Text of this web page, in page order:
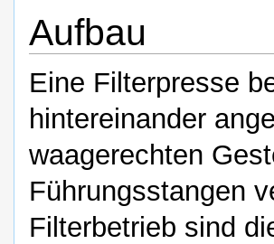
Aufbau
Eine Filterpresse
hintereinander
waagerechten
Führungsstangen
Filterbetrieb sind